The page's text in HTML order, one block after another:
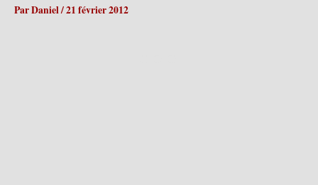
ParDaniel/21 février 2012